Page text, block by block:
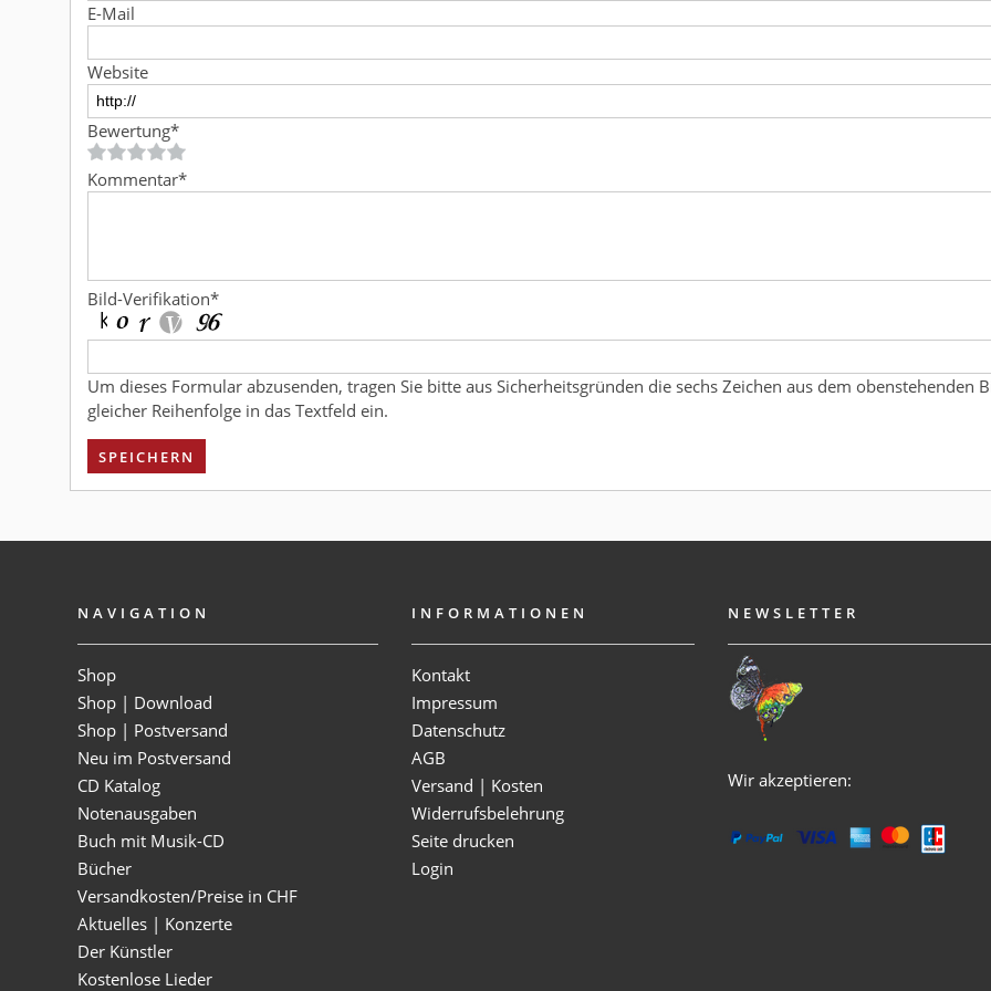
E-Mail
Website
Bewertung*
Kommentar*
Bild-Verifikation*
Um dieses Formular abzusenden, tragen Sie bitte aus Sicherheitsgründen die sechs Zeichen aus dem obenstehenden
gleicher Reihenfolge in das Textfeld ein.
SPEICHERN
NAVIGATION
Shop
Shop | Download
Shop | Postversand
Neu im Postversand
CD Katalog
Notenausgaben
Buch mit Musik-CD
Bücher
Versandkosten/Preise in CHF
Aktuelles | Konzerte
Der Künstler
Kostenlose Lieder
INFORMATIONEN
Kontakt
Impressum
Datenschutz
AGB
Versand | Kosten
Widerrufsbelehrung
Seite drucken
Login
NEWSLETTER
Wir akzeptieren: